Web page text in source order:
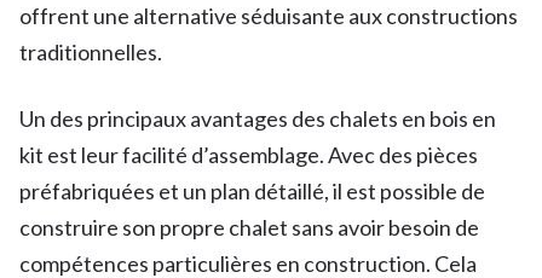
offrent une alternative séduisante aux constructions
traditionnelles.
Un des principaux avantages des chalets en bois en
kit est leur facilité d’assemblage. Avec des pièces
préfabriquées et un plan détaillé, il est possible de
construire son propre chalet sans avoir besoin de
compétences particulières en construction. Cela